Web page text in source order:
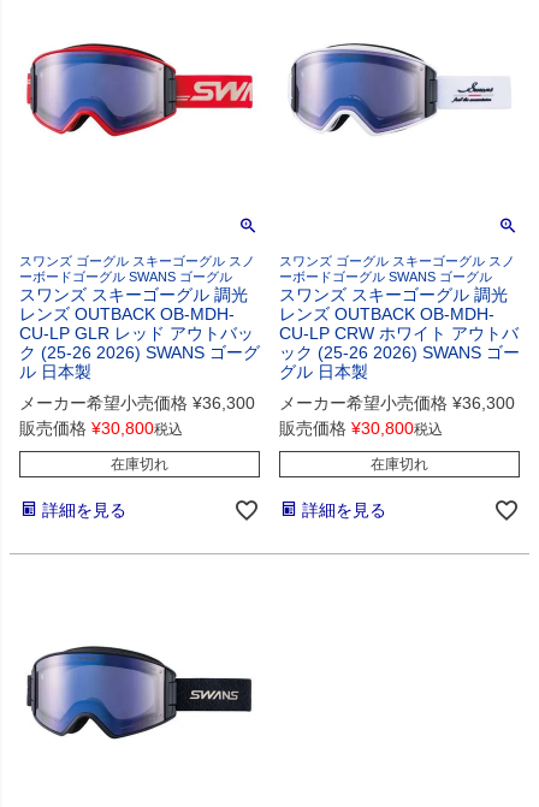
スワンズ ゴーグル スキーゴーグル スノ
ーボードゴーグル SWANS ゴーグル
スワンズ スキーゴーグル 調光
レンズ OUTBACK OB-MDH-
CU-LP GLR レッド アウトバッ
ク (25-26 2026) SWANS ゴーグ
ル 日本製
メーカー希望小売価格 ¥36,300
販売価格 ¥30,800税込
在庫切れ
詳細を見る
スワンズ ゴーグル スキーゴーグル スノ
ーボードゴーグル SWANS ゴーグル
スワンズ スキーゴーグル 調光
レンズ OUTBACK OB-MDH-
CU-LP CRW ホワイト アウトバ
ック (25-26 2026) SWANS ゴー
グル 日本製
メーカー希望小売価格 ¥36,300
販売価格 ¥30,800税込
在庫切れ
詳細を見る